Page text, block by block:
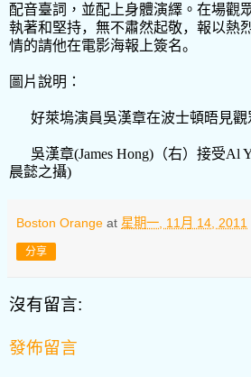
配音臺詞，並配上身體演繹。 在場觀
執著和堅持，無不肅然起敬，報以熱
情的請他在電影海報上簽名。
圖片說明：
好萊塢演員吳漢章在波士頓晤見觀
吳漢章(James Hong) （右）接受Al
晨懿之攝)
Boston Orange at 星期一, 11月 14, 2011
分享
沒有留言:
發佈留言